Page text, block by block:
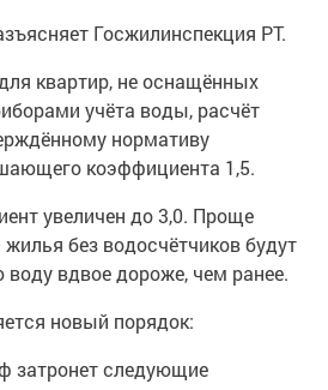
Госжилинспекция РТ.
квартир, не оснащённых
учёта воды, расчёт
нормативу
коэффициента 1,5.
увеличен до 3,0. Проще
жилья без водосчётчиков будут
вдвое дороже, чем ранее.
новый порядок:
затронет следующие